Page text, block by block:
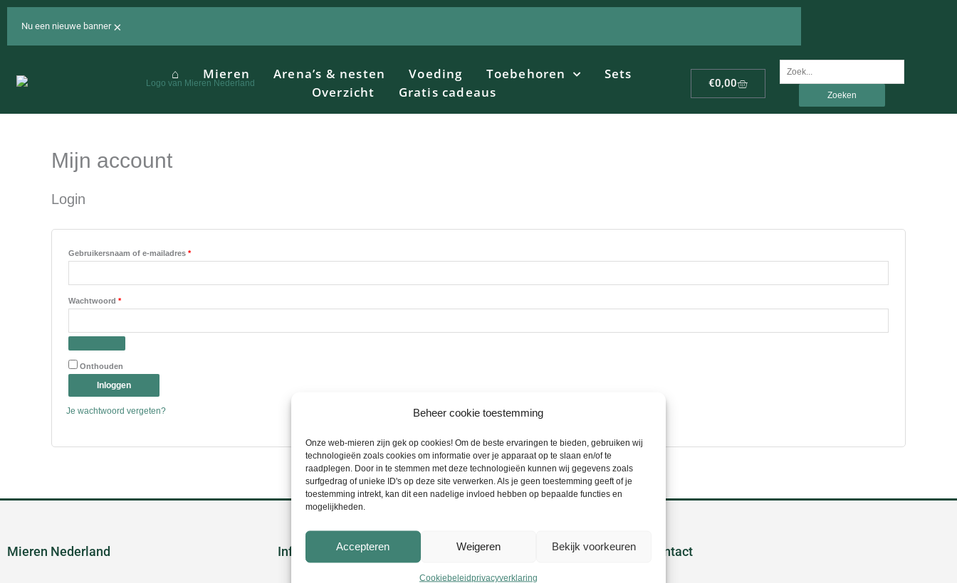
Beheer cookie toestemming
Onze web-mieren zijn gek op cookies! Om de beste ervaringen te bieden, gebruiken wij
technologieën zoals cookies om informatie over je apparaat op te slaan en/of te
raadplegen. Door in te stemmen met deze technologieën kunnen wij gegevens zoals
surfgedrag of unieke ID's op deze site verwerken. Als je geen toestemming geeft of je
toestemming intrekt, kan dit een nadelige invloed hebben op bepaalde functies en
mogelijkheden.
Accepteren Weigeren Bekijk voorkeuren
Cookiebeleidprivacyverklaring
Ga
Nu een nieuwe banner ×
⌂ Mieren Arena’s & nesten Voeding Toebehoren
Sets
Overzicht
Gratis cadeaus
€0,00Winkelwagen
Zoek
naar:
Mijn account
Login
Gebruikersnaam of e-mailadres *
Wachtwoord *
Onthouden
Inloggen
Je wachtwoord vergeten?
Mieren Nederland Informatie Klantenservice & Contact